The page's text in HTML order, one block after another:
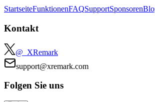
StartseiteFunktionenFAQSupportSponsoren
Kontakt
@_XRemark
support@xremark.com
Folgen Sie uns